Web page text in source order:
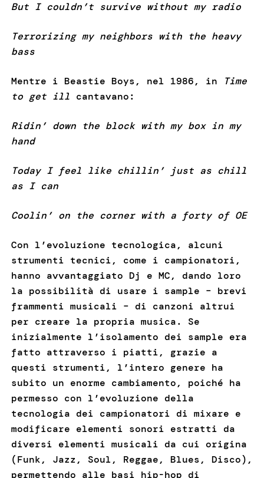
But I couldn’t survive without my radio
Terrorizing my neighbors with the heavy
bass
Mentre i Beastie Boys, nel 1986, in
Time
to get ill cantavano:
Ridin’ down the block with my box in my
hand
Today I feel like chillin’ just as chill
as I can
Coolin’ on the corner with a forty of OE
Con l’evoluzione tecnologica, alcuni
strumenti tecnici, come i campionatori,
hanno avvantaggiato Dj e MC, dando loro
la possibilità di usare i sample – brevi
frammenti musicali – di canzoni altrui
per creare la propria musica. Se
inizialmente l’isolamento dei sample era
fatto attraverso i piatti, grazie a
questi strumenti, l’intero genere ha
subito un enorme cambiamento, poiché ha
permesso con l’evoluzione della
tecnologia dei campionatori di mixare e
modificare elementi sonori estratti da
diversi elementi musicali da cui origina
(Funk, Jazz, Soul, Reggae, Blues, Disco),
permettendo alle basi hip-hop di